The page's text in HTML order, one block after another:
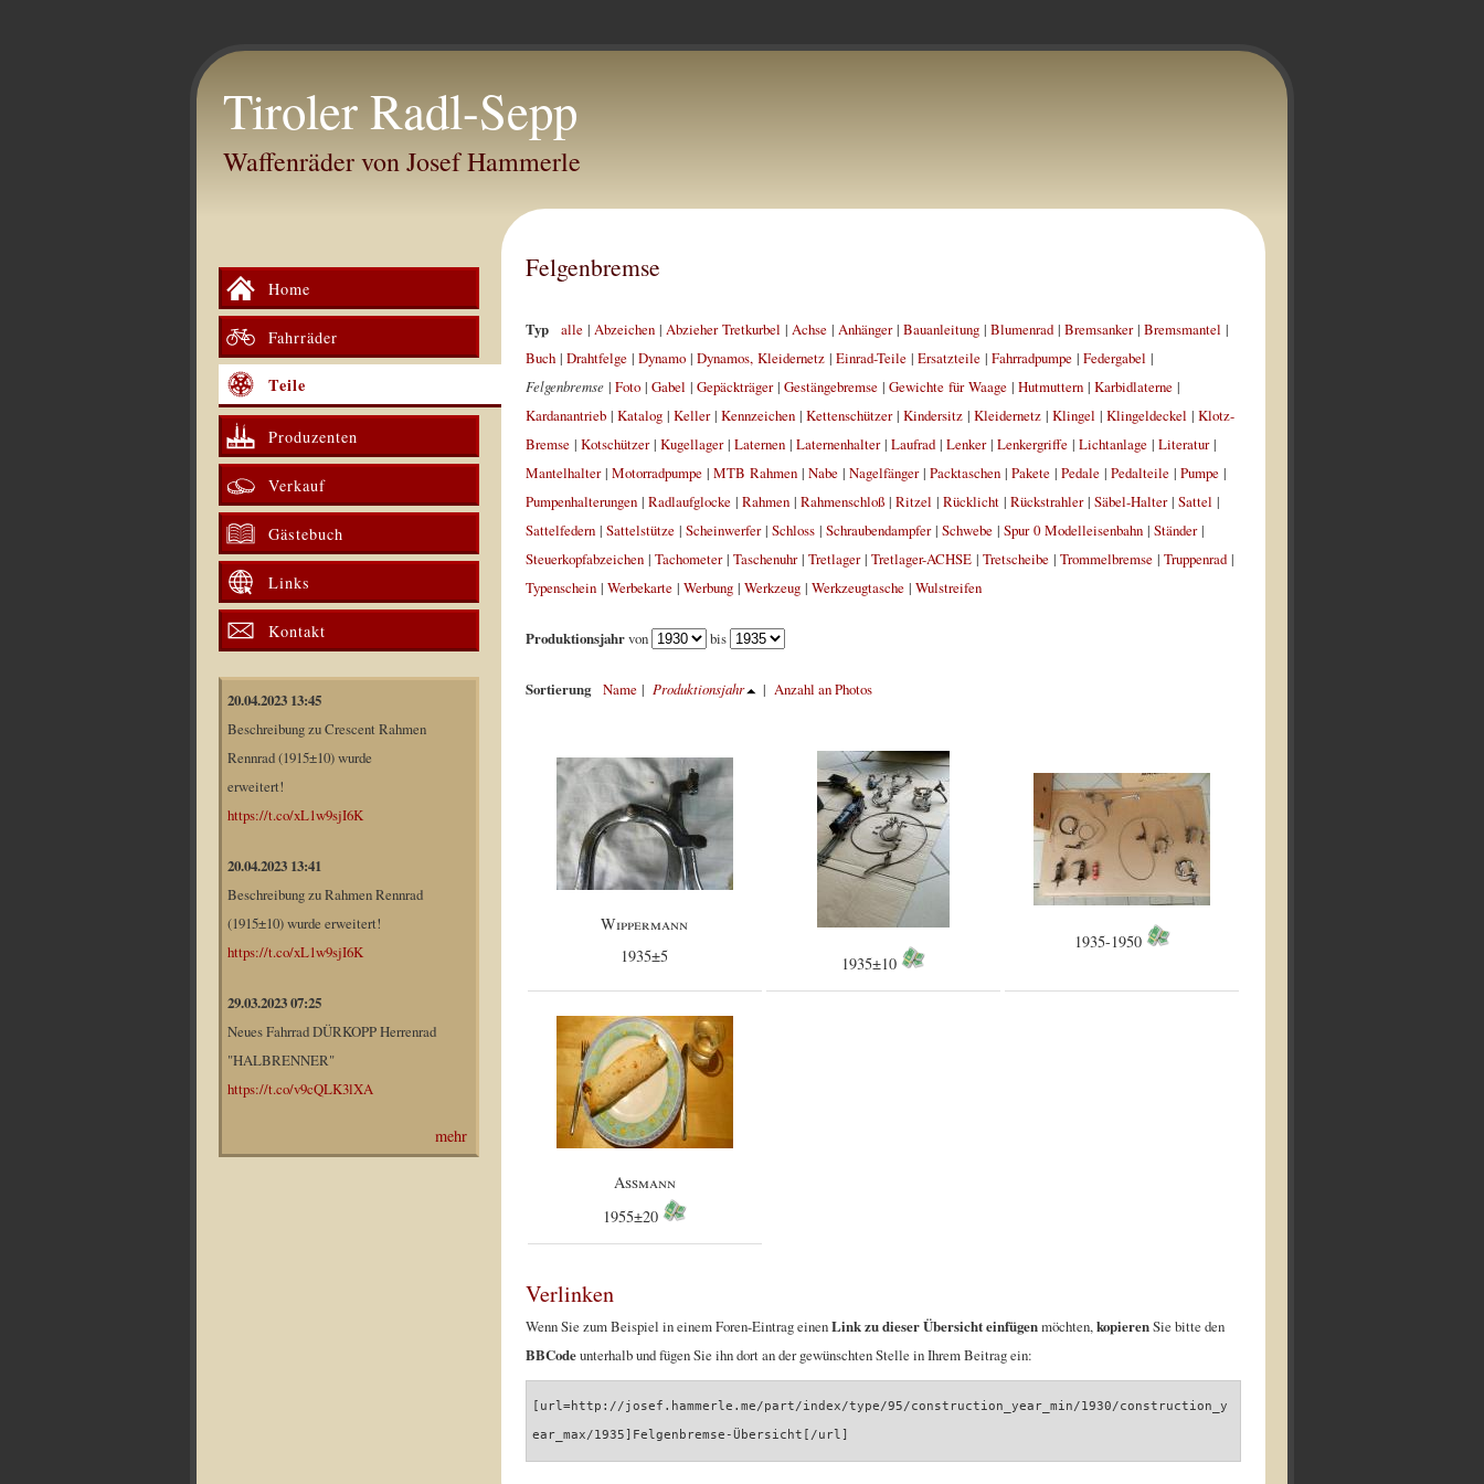
Tiroler Radl-Sepp
Waffenräder von Josef Hammerle
Home
Fahrräder
Teile
Produzenten
Verkauf
Gästebuch
Links
Kontakt
20.04.2023 13:45
Beschreibung zu Crescent Rahmen
Rennrad (1915±10) wurde
erweitert!
https://t.co/xL1w9sjI6K
20.04.2023 13:41
Beschreibung zu Rahmen Rennrad
(1915±10) wurde erweitert!
https://t.co/xL1w9sjI6K
29.03.2023 07:25
Neues Fahrrad DÜRKOPP Herrenrad
"HALBRENNER"
https://t.co/v9cQLK3lXA
mehr
Felgenbremse
Typ alle| Abzeichen| Abzieher Tretkurbel | Achse| Anhänger| Bauanleitung| Blumenrad| Bremsanker| Bremsmantel |
Buch| Drahtfelge| Dynamo| Dynamos, Kleidernetz| Einrad-Teile| Ersatzteile| Fahrradpumpe| Federgabel |
Felgenbremse| Foto| Gabel | Gepäckträger| Gestängebremse| Gewichte für Waage| Hutmuttern| Karbidlaterne|
Kardanantrieb| Katalog| Keller| Kennzeichen| Kettenschützer| Kindersitz| Kleidernetz| Klingel | Klingeldeckel | Klotz-
Bremse| Kotschützer| Kugellager| Laternen| Laternenhalter| Laufrad| Lenker| Lenkergriffe| Lichtanlage| Literatur|
Mantelhalter| Motorradpumpe| MTB Rahmen| Nabe| Nagelfänger| Packtaschen| Pakete| Pedale| Pedalteile| Pumpe|
Pumpenhalterungen| Radlaufglocke| Rahmen| Rahmenschloß| Ritzel | Rücklicht| Rückstrahler| Säbel-Halter| Sattel |
Sattelfedern| Sattelstütze| Scheinwerfer| Schloss| Schraubendampfer| Schwebe| Spur 0 Modelleisenbahn| Ständer|
Steuerkopfabzeichen| Tachometer| Taschenuhr| Tretlager| Tretlager-ACHSE| Tretscheibe| Trommelbremse| Truppenrad|
Typenschein| Werbekarte| Werbung| Werkzeug| Werkzeugtasche| Wulstreifen
Produktionsjahrvon bis
Sortierung Name| Produktionsjahr | Anzahl an Photos
Wippermann
1935±5
1935±10
1935-1950
Assmann
1955±20
Verlinken
Wenn Sie zum Beispiel in einem Foren-Eintrag einenLink zu dieser Übersicht einfügenmöchten,kopierenSie bitte den
BBCodeunterhalb und fügen Sie ihn dort an der gewünschten Stelle in Ihrem Beitrag ein:
[url=http://josef.hammerle.me/part/index/type/95/construction_year_min/1930/construction_y
ear_max/1935]Felgenbremse-Übersicht[/url]